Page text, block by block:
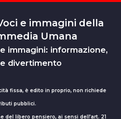
e immagini della
Umana
immagini: informazione,
divertimento
fissa, è edito in proprio, non richiede
pubblici.
del libero pensiero, ai sensi dell’art. 21